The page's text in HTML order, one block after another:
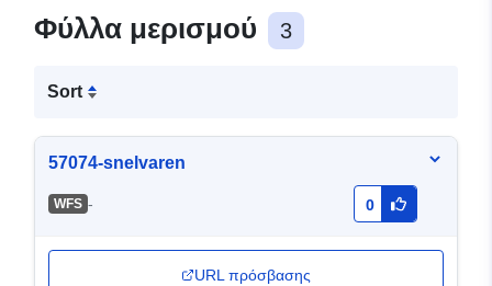
Φύλλα μερισμού 3
Sort
57074-snelvaren
WFS - 0
URL πρόσβασης